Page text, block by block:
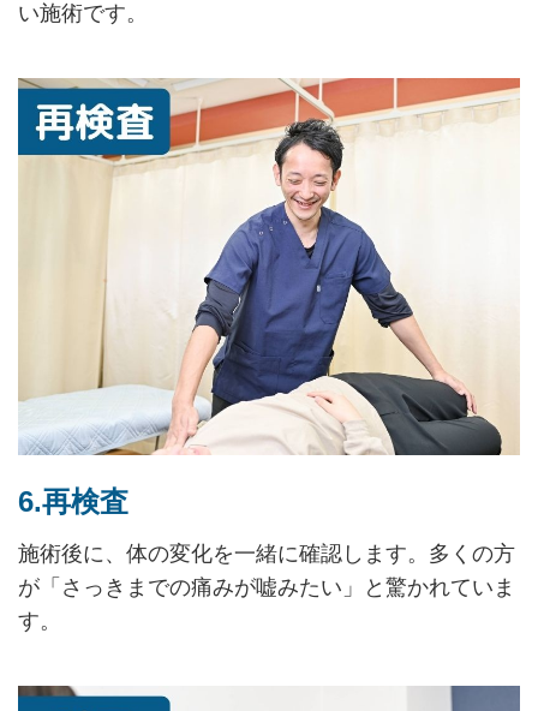
い施術です。
6.再検査
施術後に、体の変化を一緒に確認します。多くの方
が「さっきまでの痛みが嘘みたい」と驚かれていま
す。